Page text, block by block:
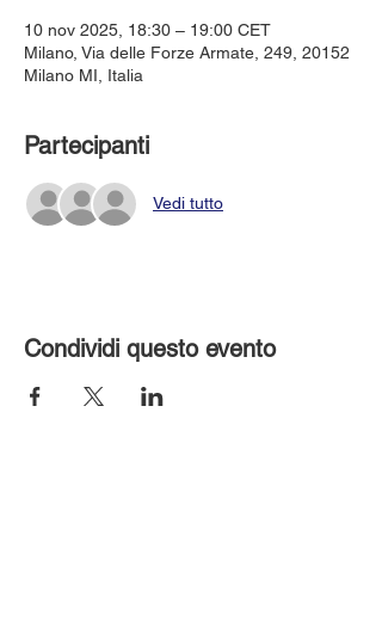
10 nov 2025, 18:30 – 19:00 CET
Milano, Via delle Forze Armate, 249, 20152
Milano MI, Italia
Partecipanti
Vedi tutto
Condividi questo evento